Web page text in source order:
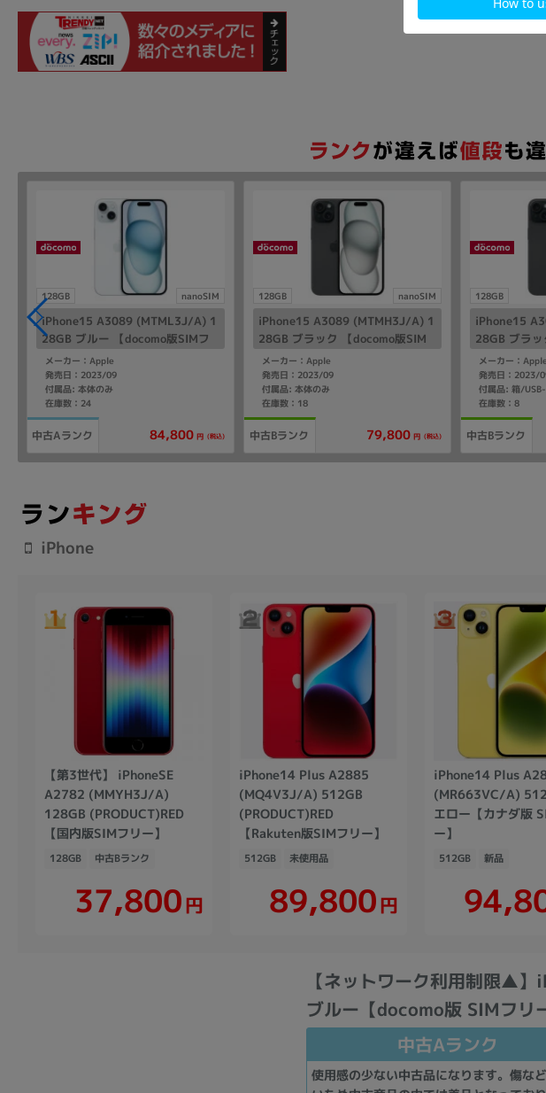
128GB nanoSIM
iPhone15 A3089 (MTML3J/A) 1
28GB ブルー 【docomo版SIMフ
リー】
メーカー：Apple
発売日：2023/09
付属品: 本体のみ
在庫数：24
中古Aランク 84,800 円 (税込)
128GB nanoSIM
iPhone15 A3089 (MTMH3J/A) 1
28GB ブラック 【docomo版SIM
フリー】
メーカー：Apple
発売日：2023/09
付属品: 本体のみ
在庫数：18
中古Bランク 79,800 円 (税込)
128GB
iPhone15
28GB ブラ
フリー】
メーカー：Apple
発売日：2023/
在庫数：8
中古Bランク
iPhone
【第3世代】 iPhoneSE
A2782 (MMYH3J/A)
128GB (PRODUCT)RED
【国内版SIMフリー】
128GB 中古Bランク
37,800円
iPhone14 Plus A2885
(MQ4V3J/A) 512GB
(PRODUCT)RED
【Rakuten版SIMフリー】
512GB 未使用品
89,800円
iPhone14 Plus
(MR663VC/A)
エロー【カナダ版
ー】
512GB 新品
【ネットワーク利用制限▲
ブルー【docomo版 SIMフリ
中古Aランク
使用感の少ない中古品になります。傷な